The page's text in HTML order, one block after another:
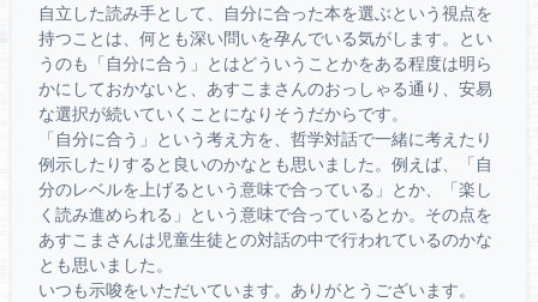
自立した読み手として、自分に合った本を選ぶという視点を
持つことは、何とも深い問いを孕んでいる気がします。とい
うのも「自分に合う」とはどういうことかをある程度は明ら
かにしておかないと、あすこまさんのおっしゃる通り、安易
な選択が続いていくことになりそうだからです。
「自分に合う」という考え方を、哲学対話で一緒に考えたり
例示したりすると良いのかなとも思いました。例えば、「自
分のレベルを上げるという意味で合っている」とか、「楽し
く読み進められる」という意味で合っているとか。その点を
あすこまさんは児童生徒との対話の中で行われているのかな
とも思いました。
いつも示唆をいただいています。ありがとうございます。